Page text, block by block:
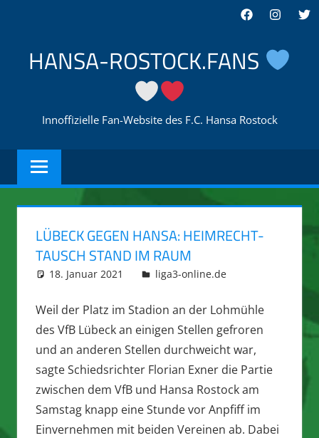
springen
Facebook
HANSA-ROSTOCK.FANS
Innoffizielle Fan-Website des F.C. Hansa Rostock
LÜBECK GEGEN HANSA: HEIMRECHT-
TAUSCH STAND IM RAUM
18. Januar 2021 integromat
liga3-online.de
Weil der Platz im Stadion an der Lohmühle
des VfB Lübeck an einigen Stellen gefroren
und an anderen Stellen durchweicht war,
sagte Schiedsrichter Florian Exner die Partie
zwischen dem VfB und Hansa Rostock am
Samstag knapp eine Stunde vor Anpfiff im
Einvernehmen mit beiden Vereinen ab. Dabei